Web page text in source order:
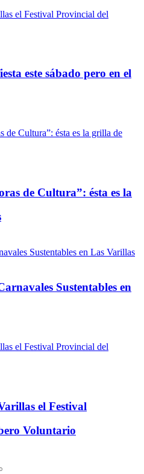
este sábado pero en el
de Cultura”: ésta es la
Sustentables en
el Festival
Voluntario